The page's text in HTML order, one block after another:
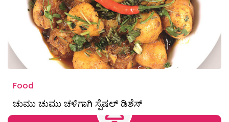
Food
ಚುಮು ಚುಮು ಚಳಿಗಾಗಿ ಸ್ಪೆಷಲ್ ಡಿಶೆಸ್